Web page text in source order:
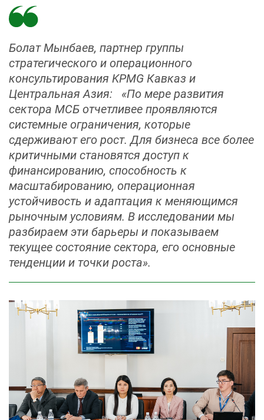
Болат Мынбаев, партнер группы
стратегического и операционного
консультирования KPMG Кавказ и
Центральная Азия: «По мере развития
сектора МСБ отчетливее проявляются
системные ограничения, которые
сдерживают его рост. Для бизнеса все более
критичными становятся доступ к
финансированию, способность к
масштабированию, операционная
устойчивость и адаптация к меняющимся
рыночным условиям. В исследовании мы
разбираем эти барьеры и показываем
текущее состояние сектора, его основные
тенденции и точки роста».